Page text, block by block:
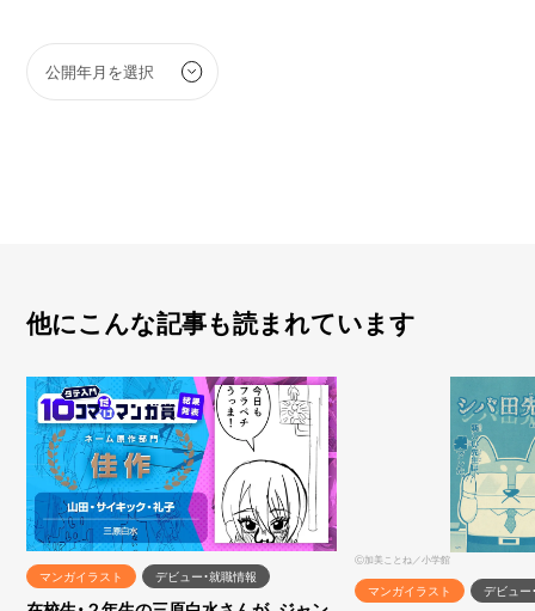
他にこんな記事も読まれています
マンガイラスト デビュー・就職情報
Ⓒ加美ことね／小学館
マンガイラスト デビュー